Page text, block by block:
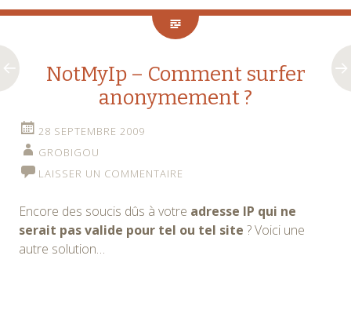
NotMyIp – Comment surfer
anonymement ?
28 SEPTEMBRE 2009
GROBIGOU
LAISSER UN COMMENTAIRE
Encore des soucis dûs à votre adresse IP qui ne
serait pas valide pour tel ou tel site ? Voici une
autre solution…